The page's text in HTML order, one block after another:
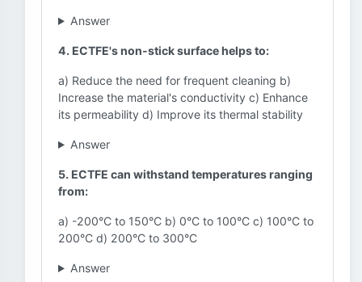
Answer
4. ECTFE's non-stick surface helps to:
a) Reduce the need for frequent cleaning b)
Increase the material's conductivity c) Enhance
its permeability d) Improve its thermal stability
Answer
5. ECTFE can withstand temperatures ranging
from:
a) -200°C to 150°C b) 0°C to 100°C c) 100°C to
200°C d) 200°C to 300°C
Answer